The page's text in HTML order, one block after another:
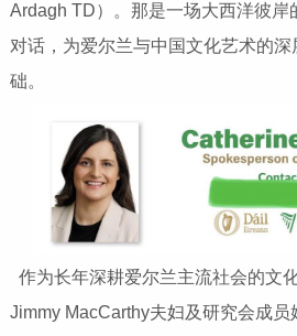
Ardagh TD）。那是一场大西洋彼岸
对话，为爱尔兰与中国文化艺术的
础。
作为长年深耕爱尔兰主流社会的文
Jimmy MacCarthy夫妇及研究会成